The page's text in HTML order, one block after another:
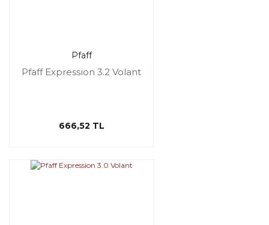
Pfaff
Pfaff Expression 3.2 Volant
666,52 TL